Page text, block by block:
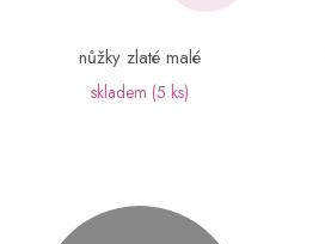
nůžky zlaté malé
skladem (5 ks)